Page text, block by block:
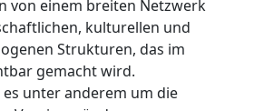
von einem breiten Netzwerk
kulturellen und
Strukturen, das im
gemacht wird.
unter anderem um die